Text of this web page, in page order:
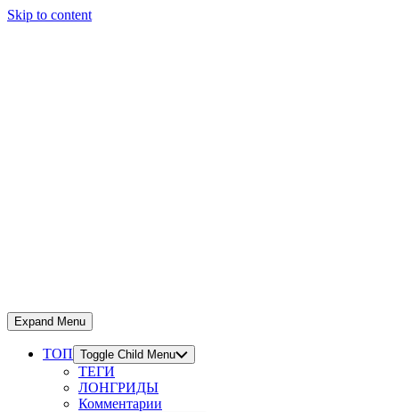
Skip to content
Expand Menu
ТОП Toggle Child Menu
ТЕГИ
ЛОНГРИДЫ
Комментарии